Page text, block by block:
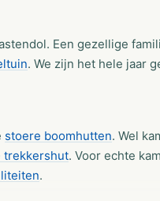
Een gezellige
. We zijn het hele jaar
stoere boomhutten. Wel
trekkershut. Voor echte
.